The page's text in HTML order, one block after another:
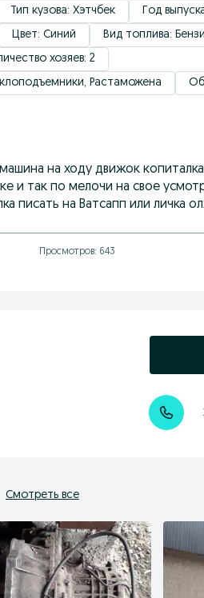
Тип кузова: Хэтчбек
Год
Цвет: Синий
Вид топлива:
хозяев: 2
Растаможена
на ходу движок
и так по мелочи на свое
писать на Ватсапп или личка
Просмотров: 643
Смотреть все